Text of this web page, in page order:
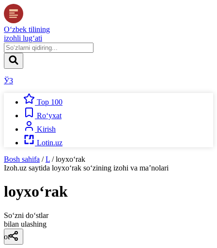
O‘zbek tilining
izohli lug‘ati
ЎЗ
Top 100
Ro‘yxat
Kirish
Lotin.uz
Bosh sahifa / L / loyxo‘rak
Izoh.uz saytida loyxo‘rak so‘zining izohi va ma’nolari
loyxo‘rak
So‘zni do‘stlar
bilan ulashing
ot